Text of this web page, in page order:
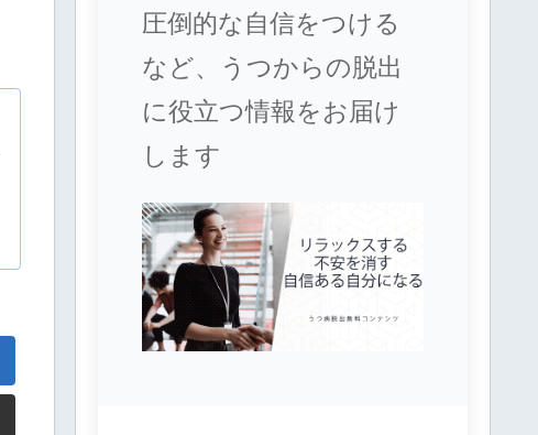
圧倒的な自信をつける
など、うつからの脱出
に役立つ情報をお届け
します